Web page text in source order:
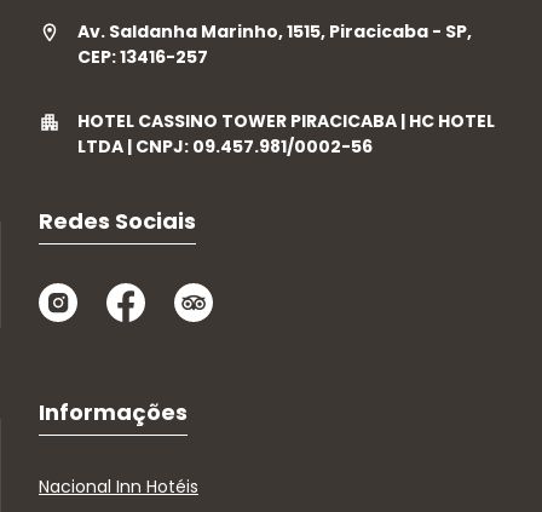
Av. Saldanha Marinho, 1515, Piracicaba - SP,
CEP: 13416-257
HOTEL CASSINO TOWER PIRACICABA | HC HOTEL
LTDA | CNPJ: 09.457.981/0002-56
Redes Sociais
Informações
Nacional Inn Hotéis